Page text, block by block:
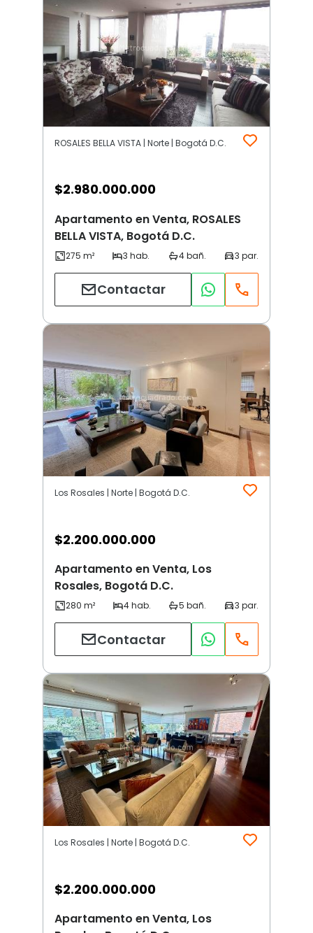
ROSALES BELLA VISTA | Norte | Bogotá D.C.
$2.980.000.000
Apartamento en Venta, ROSALES
BELLA VISTA, Bogotá D.C.
Contactar
Los Rosales | Norte | Bogotá D.C.
$2.200.000.000
Apartamento en Venta, Los
Rosales, Bogotá D.C.
Contactar
Los Rosales | Norte | Bogotá D.C.
$2.200.000.000
Apartamento en Venta, Los